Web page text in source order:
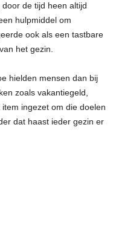
de tijd heen altijd
hulpmiddel om
ook als een tastbare
het gezin.
hielden mensen dan bij
zoals vakantiegeld,
ingezet om die doelen
dat haast ieder gezin er